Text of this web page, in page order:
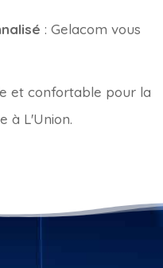
: Gelacom vous
et confortable pour la
à L'Union.